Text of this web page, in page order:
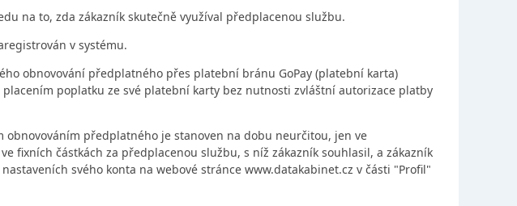
na to, zda zákazník skutečně využíval předplacenou službu.
v systému.
obnovování předplatného přes platební bránu GoPay (platební karta)
poplatku ze své platební karty bez nutnosti zvláštní autorizace platby
obnovováním předplatného je stanoven na dobu neurčitou, jen ve
fixních částkách za předplacenou službu, s níž zákazník souhlasil, a zákazník
svého konta na webové stránce www.datakabinet.cz v části "Profil"